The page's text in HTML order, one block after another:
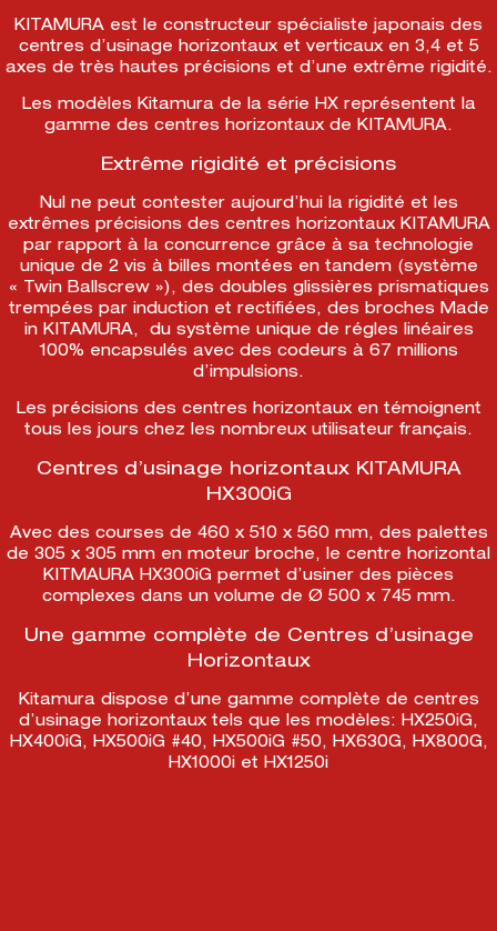
KITAMURA est le constructeur spécialiste japonais des
centres d’usinage horizontaux et verticaux en 3,4 et 5
axes de très hautes précisions et d’une extrême rigidité.
Les modèles Kitamura de la série HX représentent la
gamme des centres horizontaux de KITAMURA.
Extrême rigidité et précisions
Nul ne peut contester aujourd’hui la rigidité et les
extrêmes précisions des centres horizontaux KITAMURA
par rapport à la concurrence grâce à sa technologie
unique de 2 vis à billes montées en tandem (système
« Twin Ballscrew »), des doubles glissières prismatiques
trempées par induction et rectifiées, des broches Made
in KITAMURA, du système unique de régles linéaires
100% encapsulés avec des codeurs à 67 millions
d’impulsions.
Les précisions des centres horizontaux en témoignent
tous les jours chez les nombreux utilisateur français.
Centres d’usinage horizontaux KITAMURA
HX300iG
Avec des courses de 460 x 510 x 560 mm, des palettes
de 305 x 305 mm en moteur broche, le centre horizontal
KITMAURA HX300iG permet d’usiner des pièces
complexes dans un volume de Ø 500 x 745 mm.
Une gamme complète de Centres d’usinage
Horizontaux
Kitamura dispose d’une gamme complète de centres
d’usinage horizontaux tels que les modèles: HX250iG,
HX400iG, HX500iG #40, HX500iG #50, HX630G, HX800G,
HX1000i et HX1250i